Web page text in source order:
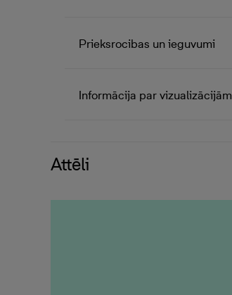
Prieksrocibas un ieguvumi
Informācija par vizualizācijām
Attēli